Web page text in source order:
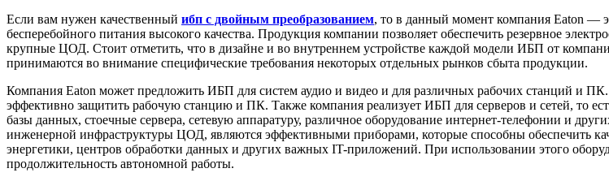
Если вам нужен качественный ибп с двойным преобразованием, то в данный момент компания Eaton —
бесперебойного питания высокого качества. Продукция компании позволяет обеспечить резервное
крупные ЦОД. Стоит отметить, что в дизайне и во внутреннем устройстве каждой модели ИБП от
принимаются во внимание специфические требования некоторых отдельных рынков сбыта продукции.
Компания Eaton может предложить ИБП для систем аудио и видео и для различных рабочих станций и
эффективно защитить рабочую станцию и ПК. Также компания реализует ИБП для серверов и сетей, то
базы данных, стоечные сервера, сетевую аппаратуру, различное оборудование интернет-телефонии и
инженерной инфраструктуры ЦОД, являются эффективными приборами, которые способны обеспечить
энергетики, центров обработки данных и других важных IT-приложений. При использовании этого
продолжительность автономной работы.